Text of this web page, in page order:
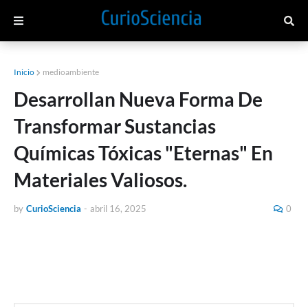
Inicio medioambiente
Desarrollan Nueva Forma De
Transformar Sustancias
Químicas Tóxicas "Eternas" En
Materiales Valiosos.
by CurioSciencia - abril 16, 2025 0